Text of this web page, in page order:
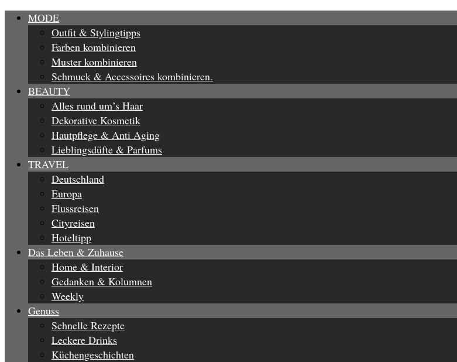
MODE
Outfit & Stylingtipps
Farben kombinieren
Muster kombinieren
Schmuck & Accessoires kombinieren.
BEAUTY
Alles rund um’s Haar
Dekorative Kosmetik
Hautpflege & Anti Aging
Lieblingsdüfte & Parfums
TRAVEL
Deutschland
Europa
Flussreisen
Cityreisen
Hoteltipp
Das Leben & Zuhause
Home & Interior
Gedanken & Kolumnen
Weekly
Genuss
Schnelle Rezepte
Leckere Drinks
Küchengeschichten